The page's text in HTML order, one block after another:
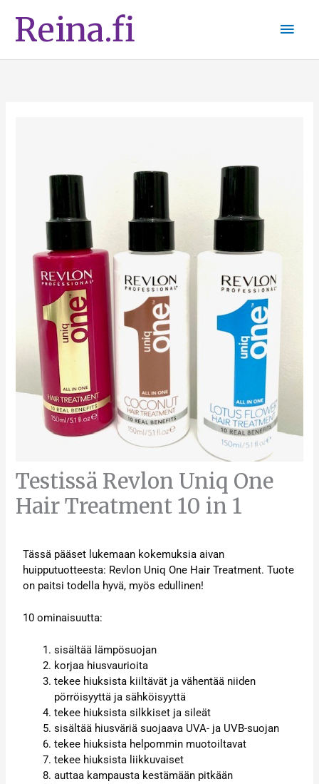
sisältöön
Reina.fi
Testissä Revlon Uniq One
Hair Treatment 10 in 1
Tässä pääset lukemaan kokemuksia aivan
huipputuotteesta: Revlon Uniq One Hair Treatment. Tuote
on paitsi todella hyvä, myös edullinen!
10 ominaisuutta:
sisältää lämpösuojan
korjaa hiusvaurioita
tekee hiuksista kiiltävät ja vähentää niiden
pörröisyyttä ja sähköisyyttä
tekee hiuksista silkkiset ja sileät
sisältää hiusväriä suojaava UVA- ja UVB-suojan
tekee hiuksista helpommin muotoiltavat
tekee hiuksista liikkuvaiset
auttaa kampausta kestämään pitkään